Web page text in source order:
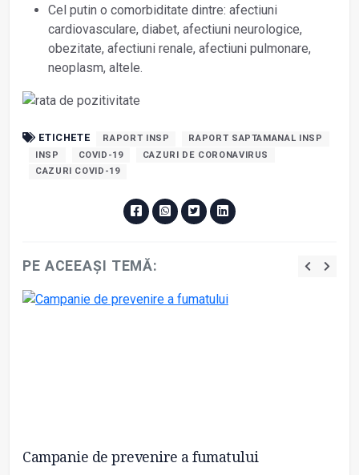
Cel putin o comorbiditate dintre: afectiuni
cardiovasculare, diabet, afectiuni neurologice,
obezitate, afectiuni renale, afectiuni pulmonare,
neoplasm, altele.
ETICHETE RAPORT INSP
RAPORT SAPTAMANAL INSP
INSP
COVID-19
CAZURI DE CORONAVIRUS
CAZURI COVID-19
PE ACEEAȘI TEMĂ:
Campanie de prevenire a fumatului